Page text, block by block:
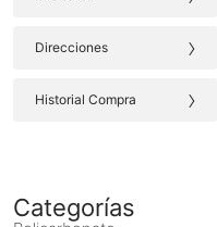
Direcciones ›
Historial Compra ›
Categorías